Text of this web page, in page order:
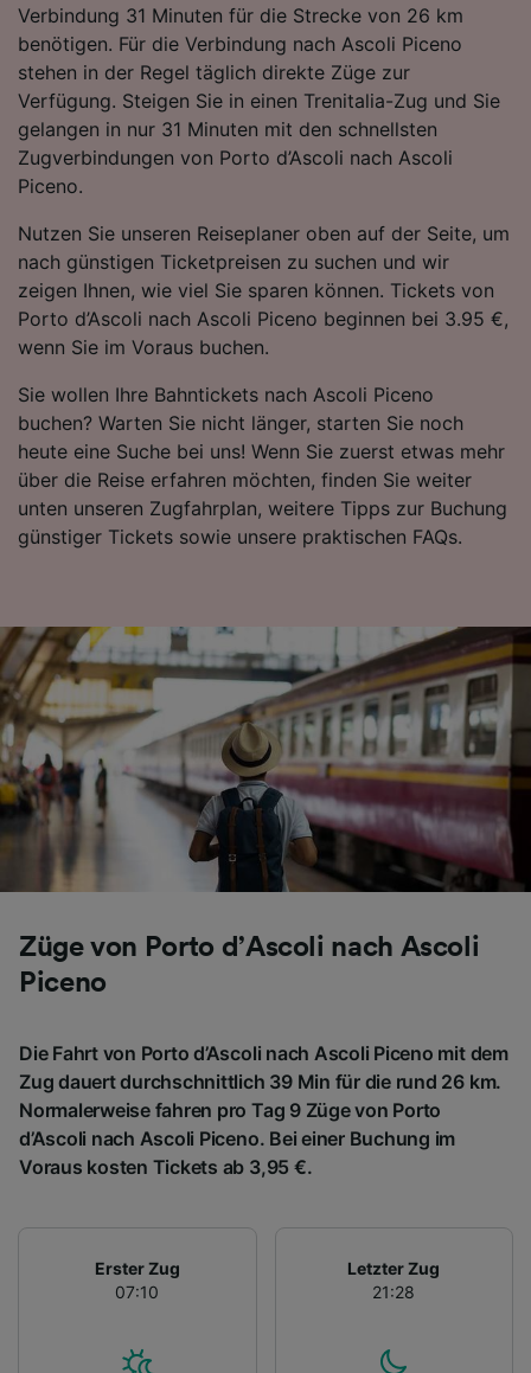
Verbindung 31 Minuten für die Strecke von 26 km
benötigen. Für die Verbindung nach Ascoli Piceno
stehen in der Regel täglich direkte Züge zur
Verfügung. Steigen Sie in einen Trenitalia-Zug und Sie
gelangen in nur 31 Minuten mit den schnellsten
Zugverbindungen von Porto d’Ascoli nach Ascoli
Piceno.
Nutzen Sie unseren Reiseplaner oben auf der Seite, um
nach günstigen Ticketpreisen zu suchen und wir
zeigen Ihnen, wie viel Sie sparen können. Tickets von
Porto d’Ascoli nach Ascoli Piceno beginnen bei 3.95 €,
wenn Sie im Voraus buchen.
Sie wollen Ihre Bahntickets nach Ascoli Piceno
buchen? Warten Sie nicht länger, starten Sie noch
heute eine Suche bei uns! Wenn Sie zuerst etwas mehr
über die Reise erfahren möchten, finden Sie weiter
unten unseren Zugfahrplan, weitere Tipps zur Buchung
günstiger Tickets sowie unsere praktischen FAQs.
Züge von Porto d’Ascoli nach Ascoli
Piceno
Die Fahrt von Porto d’Ascoli nach Ascoli Piceno mit dem
Zug dauert durchschnittlich 39 Min für die rund 26 km.
Normalerweise fahren pro Tag 9 Züge von Porto
d’Ascoli nach Ascoli Piceno. Bei einer Buchung im
Voraus kosten Tickets ab 3,95 €.
Erster Zug
07:10
Letzter Zug
21:28
Folgendes bereitzustellen:
Verwendung genauer Standortdaten.
Endgeräteeigenschaften zur Identifikation
aktiv abfragen. Speichern von oder Zugriff auf
Informationen auf einem Endgerät.
Personalisierte Werbung und Inhalte, Messung
von Werbeleistung und der Performance von
Inhalten, Zielgruppenforschung sowie
Angeboten.
Liste der Partner (Lieferanten)